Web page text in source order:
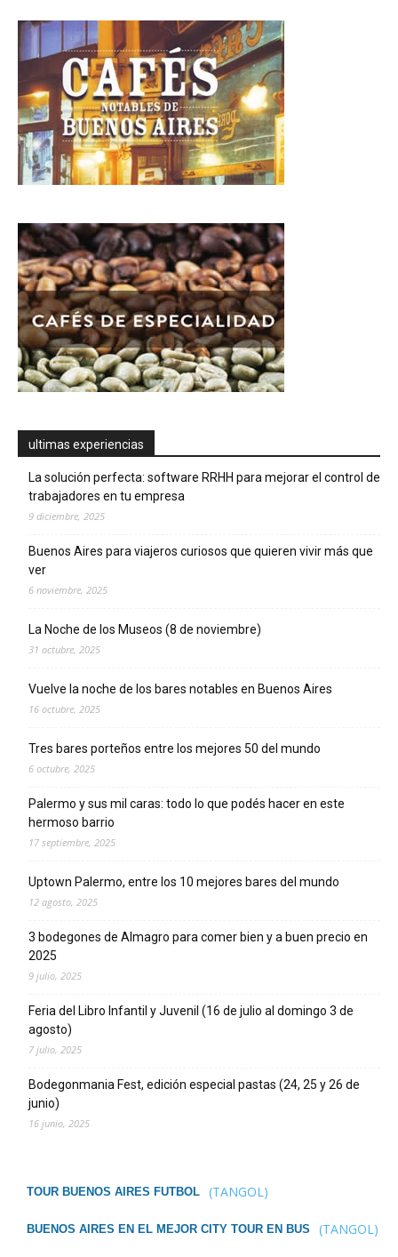
ultimas experiencias
La solución perfecta: software RRHH para mejorar el control de
trabajadores en tu empresa
9 diciembre, 2025
Buenos Aires para viajeros curiosos que quieren vivir más que
ver
6 noviembre, 2025
La Noche de los Museos (8 de noviembre)
31 octubre, 2025
Vuelve la noche de los bares notables en Buenos Aires
16 octubre, 2025
Tres bares porteños entre los mejores 50 del mundo
6 octubre, 2025
Palermo y sus mil caras: todo lo que podés hacer en este
hermoso barrio
17 septiembre, 2025
Uptown Palermo, entre los 10 mejores bares del mundo
12 agosto, 2025
3 bodegones de Almagro para comer bien y a buen precio en
2025
9 julio, 2025
Feria del Libro Infantil y Juvenil (16 de julio al domingo 3 de
agosto)
7 julio, 2025
Bodegonmania Fest, edición especial pastas (24, 25 y 26 de
junio)
16 junio, 2025
TOUR BUENOS AIRES FUTBOL (TANGOL)
BUENOS AIRES EN EL MEJOR CITY TOUR EN BUS (TANGOL)